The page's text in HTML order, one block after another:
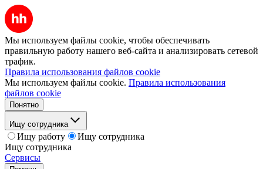
Мы используем файлы cookie, чтобы обеспечивать
правильную работу нашего веб-сайта и анализировать сетевой
трафик.
Правила использования файлов cookie
Мы используем файлы cookie. Правила использования
файлов cookie
Понятно
Ищу сотрудника
Ищу работу
Ищу сотрудника
Ищу сотрудника
Сервисы